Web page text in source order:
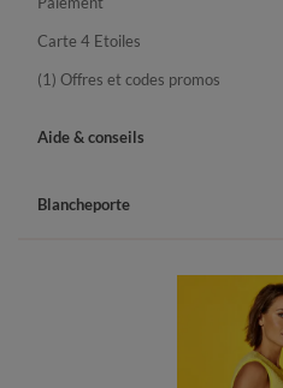
Carte 4 Etoiles
(1) Offres et codes promos
Aide & conseils
Blancheporte